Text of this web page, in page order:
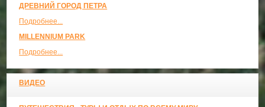
ДРЕВНИЙ ГОРОД ПЕТРА
Подробнее...
MILLENNIUM PARK
Подробнее...
ВИДЕО